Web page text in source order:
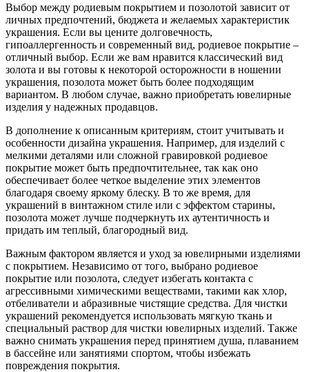
Выбор между родиевым покрытием и позолотой зависит от
личных предпочтений, бюджета и желаемых характеристик
украшения. Если вы цените долговечность,
гипоаллергенность и современный вид, родиевое покрытие –
отличный выбор. Если же вам нравится классический вид
золота и вы готовы к некоторой осторожности в ношении
украшения, позолота может быть более подходящим
вариантом. В любом случае, важно приобретать ювелирные
изделия у надежных продавцов.
В дополнение к описанным критериям, стоит учитывать и
особенности дизайна украшения. Например, для изделий с
мелкими деталями или сложной гравировкой родиевое
покрытие может быть предпочтительнее, так как оно
обеспечивает более четкое выделение этих элементов
благодаря своему яркому блеску. В то же время, для
украшений в винтажном стиле или с эффектом старины,
позолота может лучше подчеркнуть их аутентичность и
придать им теплый, благородный вид.
Важным фактором является и уход за ювелирными изделиями
с покрытием. Независимо от того, выбрано родиевое
покрытие или позолота, следует избегать контакта с
агрессивными химическими веществами, такими как хлор,
отбеливатели и абразивные чистящие средства. Для чистки
украшений рекомендуется использовать мягкую ткань и
специальный раствор для чистки ювелирных изделий. Также
важно снимать украшения перед принятием душа, плаванием
в бассейне или занятиями спортом, чтобы избежать
повреждения покрытия.